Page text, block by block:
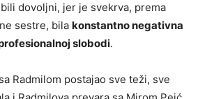
dovoljni, jer je svekrva, prema
sestre, bila konstantno negativna
slobodi.
Radmilom postajao sve teži, sve